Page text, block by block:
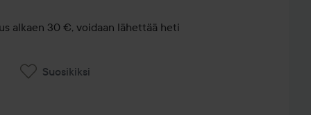
alkaen 30 €, voidaan lähettää heti
Suosikiksi